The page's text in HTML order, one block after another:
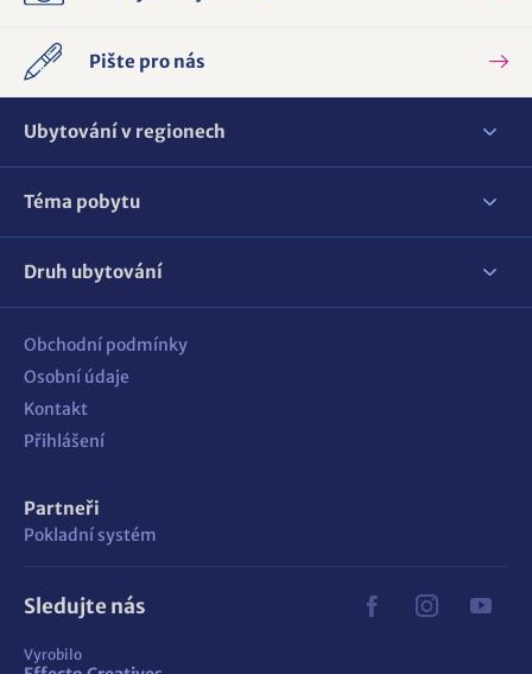
Pište pro nás
Ubytování v regionech
Téma pobytu
Druh ubytování
Obchodní podmínky
Osobní údaje
Kontakt
Přihlášení
Partneři
Pokladní systém
Sledujte nás
Vyrobilo